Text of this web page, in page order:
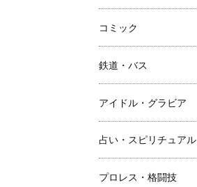
コミック
鉄道・バス
アイドル・グラビア
占い・スピリチュアル
プロレス・格闘技